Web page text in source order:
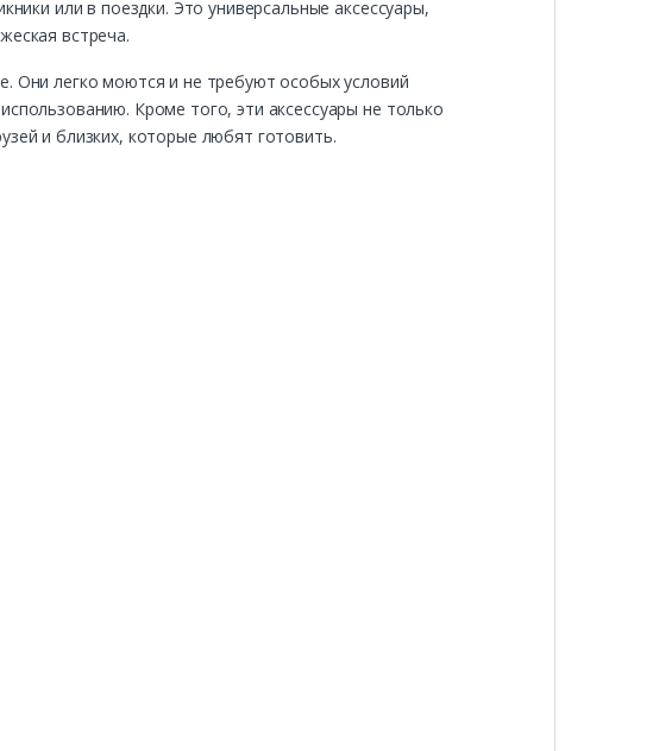
или в поездки. Это универсальные аксессуары,
встреча.
Они легко моются и не требуют особых условий
Кроме того, эти аксессуары не только
и близких, которые любят готовить.